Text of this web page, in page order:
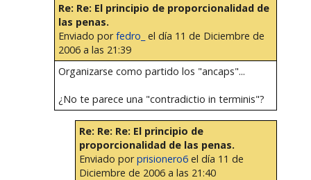
Re: Re: El principio de proporcionalidad de
las penas.
Enviado porfedro_ el día 11 de Diciembre de
2006 a las 21:39
Organizarse como partido los "ancaps"...
¿No te parece una "contradictio in terminis"?
Re: Re: Re: El principio de
proporcionalidad de las penas.
Enviado porprisionero6el día 11 de
Diciembre de 2006 a las 21:40